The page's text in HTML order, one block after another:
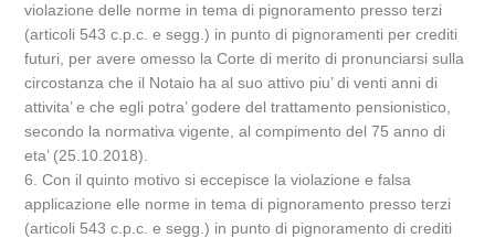
violazione delle norme in tema di pignoramento presso terzi
(articoli 543 c.p.c. e segg.) in punto di pignoramenti per crediti
futuri, per avere omesso la Corte di merito di pronunciarsi sulla
circostanza che il Notaio ha al suo attivo piu’ di venti anni di
attivita’ e che egli potra’ godere del trattamento pensionistico,
secondo la normativa vigente, al compimento del 75 anno di
eta’ (25.10.2018).
6. Con il quinto motivo si eccepisce la violazione e falsa
applicazione elle norme in tema di pignoramento presso terzi
(articoli 543 c.p.c. e segg.) in punto di pignoramento di crediti